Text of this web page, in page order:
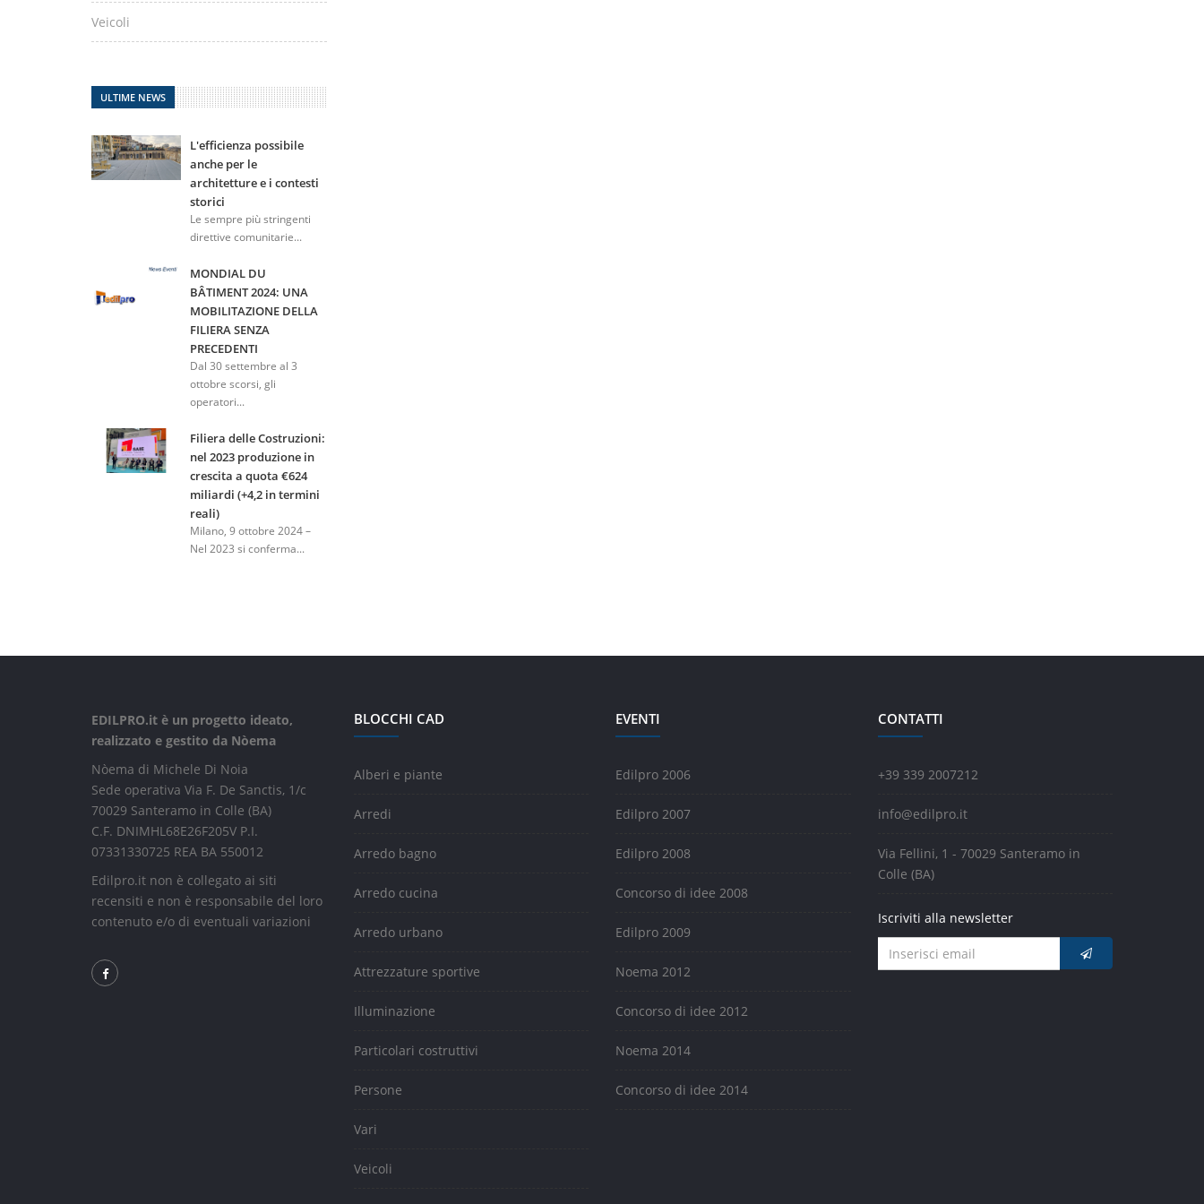
Veicoli
ULTIME NEWS
L'efficienza possibile
anche per le
architetture e i contesti
storici
Le sempre più stringenti
direttive comunitarie...
MONDIAL DU
BÂTIMENT 2024: UNA
MOBILITAZIONE DELLA
FILIERA SENZA
PRECEDENTI
Dal 30 settembre al 3
ottobre scorsi, gli
operatori...
Filiera delle Costruzioni:
nel 2023 produzione in
crescita a quota €624
miliardi (+4,2 in termini
reali)
Milano, 9 ottobre 2024 –
Nel 2023 si conferma...
EDILPRO.it è un progetto ideato,
realizzato e gestito da Nòema
Nòema di Michele Di Noia
Sede operativa Via F. De Sanctis, 1/c
70029 Santeramo in Colle (BA)
C.F. DNIMHL68E26F205V P.I.
07331330725 REA BA 550012
Edilpro.it non è collegato ai siti
recensiti e non è responsabile del loro
contenuto e/o di eventuali variazioni
BLOCCHI CAD
Alberi e piante
Arredi
Arredo bagno
Arredo cucina
Arredo urbano
Attrezzature sportive
Illuminazione
Particolari costruttivi
Persone
Vari
Veicoli
EVENTI
Edilpro 2006
Edilpro 2007
Edilpro 2008
Concorso di idee 2008
Edilpro 2009
Noema 2012
Concorso di idee 2012
Noema 2014
Concorso di idee 2014
CONTATTI
+39 339 2007212
info@edilpro.it
Via Fellini, 1 - 70029 Santeramo in
Colle (BA)
Iscriviti alla newsletter